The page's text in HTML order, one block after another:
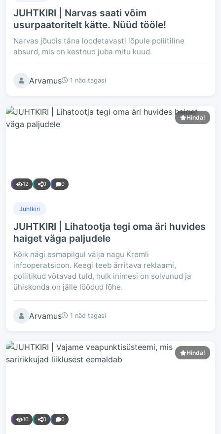
JUHTKIRI | Narvas saati võim
usurpaatoritelt kätte. Nüüd tööle!
Narvas jõudis täna loodetavasti lõpule poliitiline
absurd, mis on kestnud juba mitu kuud.
Arvamus 1 näd tagasi
Hinda!
12 0 0
Juhtkiri
JUHTKIRI | Lihatootja tegi oma äri huvides
haiget väga paljudele
Kõik nägi esmapilgul välja nagu Kremli
infooperatsioon. Keegi teeb ärritava reklaami,
poliitikud võtavad tuld, hulk inimesi on solvunud ja
ühiskonda on jälle löödud lõhe.
Arvamus 1 näd tagasi
Hinda!
10 0 0